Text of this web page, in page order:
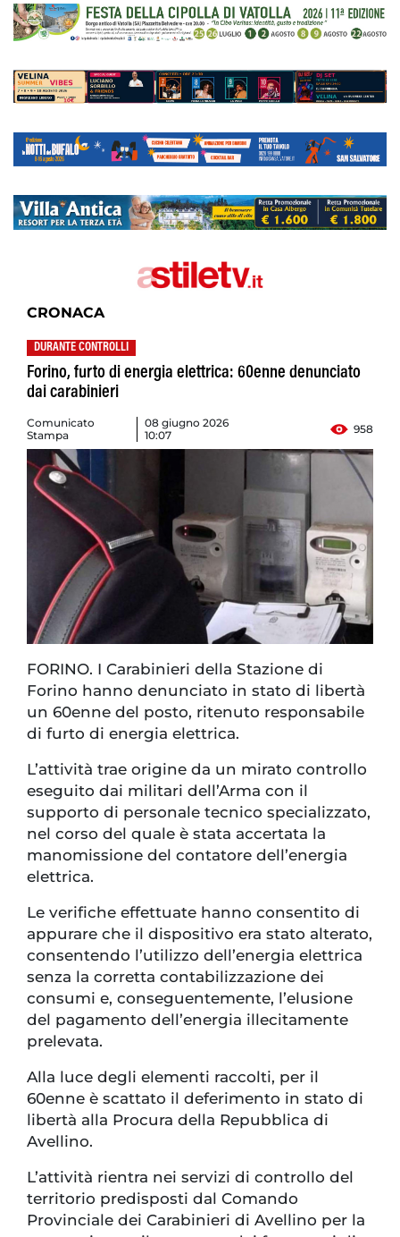
CRONACA
DURANTE CONTROLLI
Forino, furto di energia elettrica: 60enne denunciato
dai carabinieri
Comunicato
Stampa
08 giugno 2026
10:07
958
FORINO. I Carabinieri della Stazione di
Forino hanno denunciato in stato di libertà
un 60enne del posto, ritenuto responsabile
di furto di energia elettrica.
L’attività trae origine da un mirato controllo
eseguito dai militari dell’Arma con il
supporto di personale tecnico specializzato,
nel corso del quale è stata accertata la
manomissione del contatore dell’energia
elettrica.
Le verifiche effettuate hanno consentito di
appurare che il dispositivo era stato alterato,
consentendo l’utilizzo dell’energia elettrica
senza la corretta contabilizzazione dei
consumi e, conseguentemente, l’elusione
del pagamento dell’energia illecitamente
prelevata.
Alla luce degli elementi raccolti, per il
60enne è scattato il deferimento in stato di
libertà alla Procura della Repubblica di
Avellino.
L’attività rientra nei servizi di controllo del
territorio predisposti dal Comando
Provinciale dei Carabinieri di Avellino per la